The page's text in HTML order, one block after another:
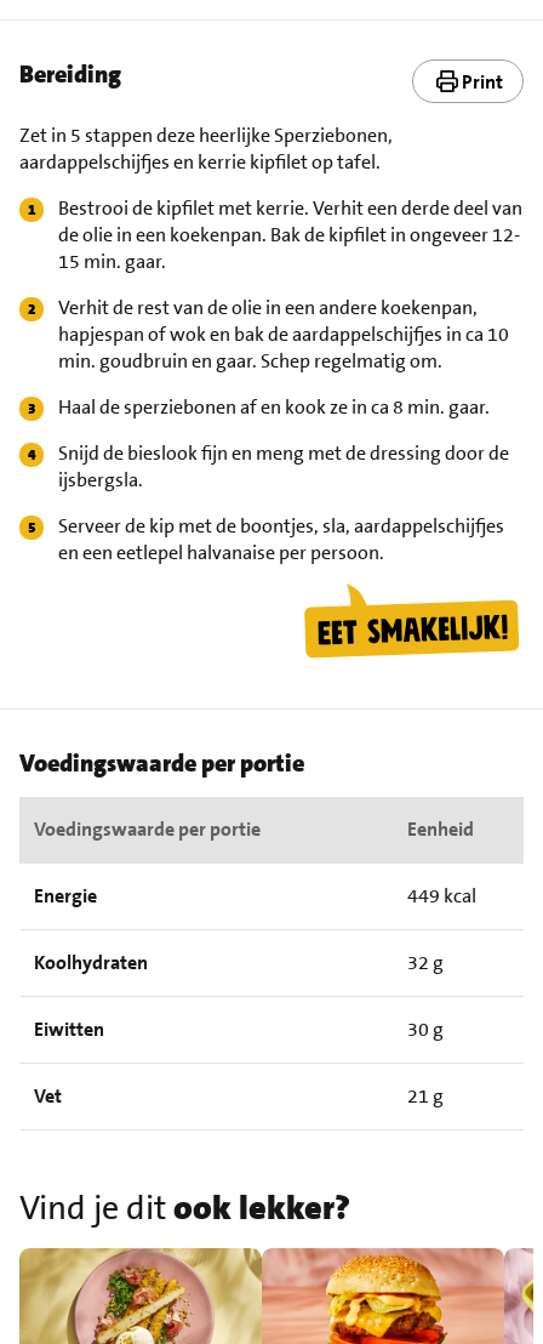
Bereiding Print
Zet in 5 stappen deze heerlijke Sperziebonen,
aardappelschijfjes en kerrie kipfilet op tafel.
Bestrooi de kipfilet met kerrie. Verhit een derde deel van
de olie in een koekenpan. Bak de kipfilet in ongeveer 12-
15 min. gaar.
Verhit de rest van de olie in een andere koekenpan,
hapjespan of wok en bak de aardappelschijfjes in ca 10
min. goudbruin en gaar. Schep regelmatig om.
Haal de sperziebonen af en kook ze in ca 8 min. gaar.
Snijd de bieslook fijn en meng met de dressing door de
ijsbergsla.
Serveer de kip met de boontjes, sla, aardappelschijfjes
en een eetlepel halvanaise per persoon.
Voedingswaarde per portie
Voedingswaarde per portie Eenheid
Energie 449 kcal
Koolhydraten 32 g
Eiwitten 30 g
Vet 21 g
Vind je ditook lekker?